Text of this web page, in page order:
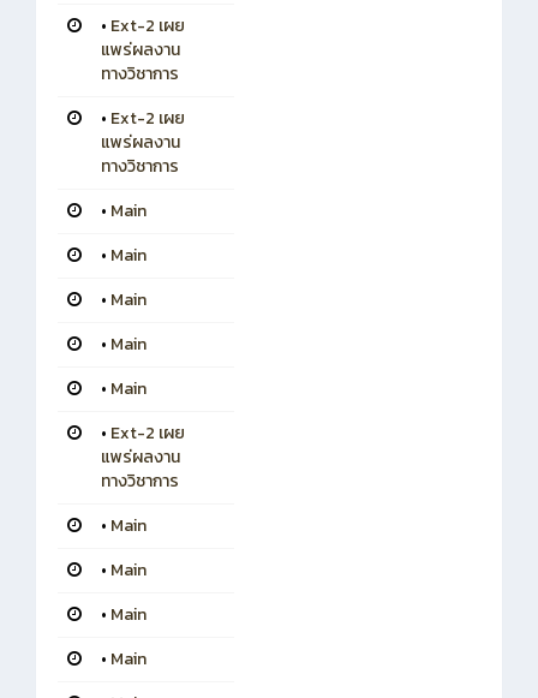
• Ext-2 เผย
แพร่ผลงาน
ทางวิชาการ
• Ext-2 เผย
แพร่ผลงาน
ทางวิชาการ
• Main
• Main
• Main
• Main
• Main
• Ext-2 เผย
แพร่ผลงาน
ทางวิชาการ
• Main
• Main
• Main
• Main